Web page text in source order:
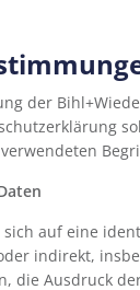
der
auf eine
indirekt,
die Ausdruck